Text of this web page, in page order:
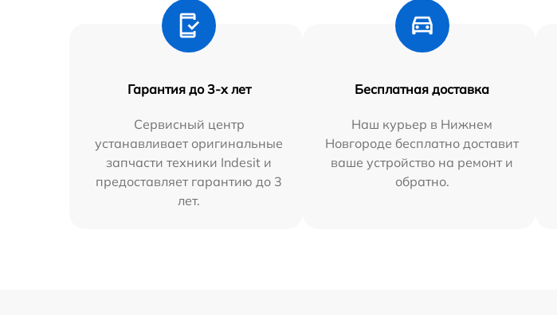
Гарантия до 3-х лет
Сервисный центр
устанавливает оригинальные
запчасти техники Indesit и
предоставляет гарантию до 3
лет.
Бесплатная доставка
Наш курьер в Нижнем
Новгороде бесплатно доставит
ваше устройство на ремонт и
обратно.